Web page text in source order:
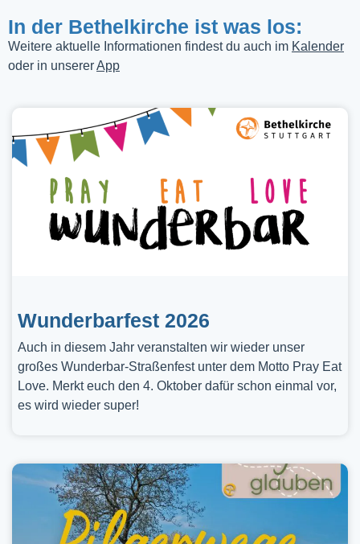
In der Bethelkirche ist was los:
Weitere aktuelle Informationen findest du auch im Kalender
oder in unsererApp
Wunderbarfest 2026
Auch in diesem Jahr veranstalten wir wieder unser
großes Wunderbar-Straßenfest unter dem Motto Pray Eat
Love. Merkt euch den 4. Oktober dafür schon einmal vor,
es wird wieder super!